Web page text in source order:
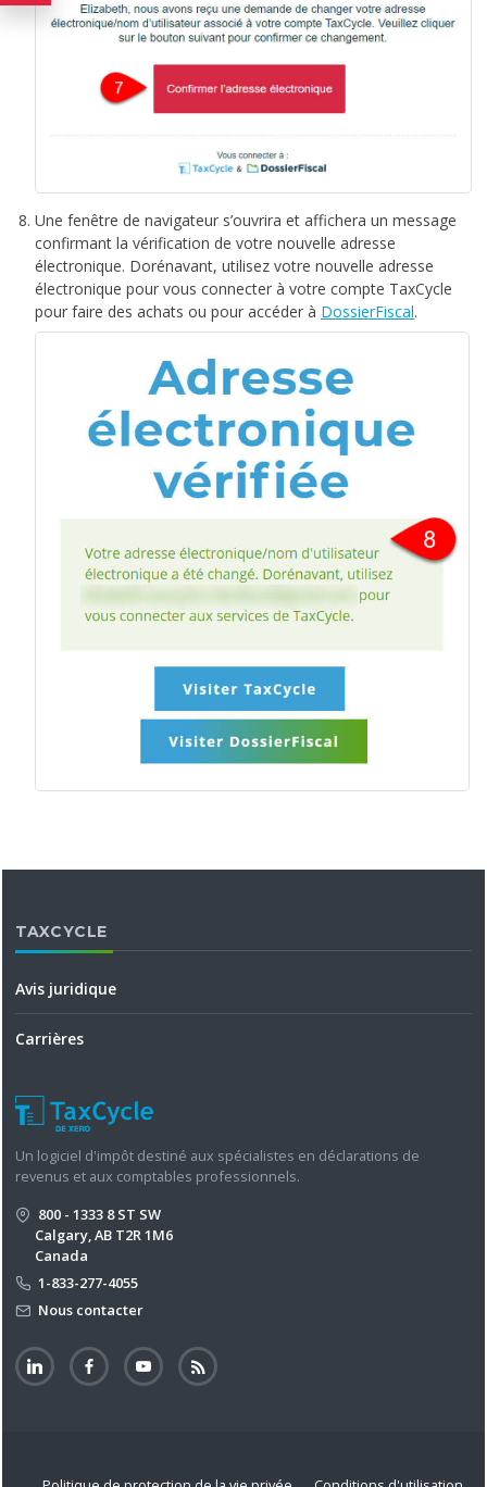
Une fenêtre de navigateur s’ouvrira et affichera un message
confirmant la vérification de votre nouvelle adresse
électronique. Dorénavant, utilisez votre nouvelle adresse
électronique pour vous connecter à votre compte TaxCycle
pour faire des achats ou pour accéder à DossierFiscal.
TAXCYCLE
Avis juridique
Carrières
Un logiciel d'impôt destiné aux spécialistes en déclarations de
revenus et aux comptables professionnels.
800 - 1333 8 ST SW
Calgary, AB T2R 1M6
Canada
1-833-277-4055
Nous contacter